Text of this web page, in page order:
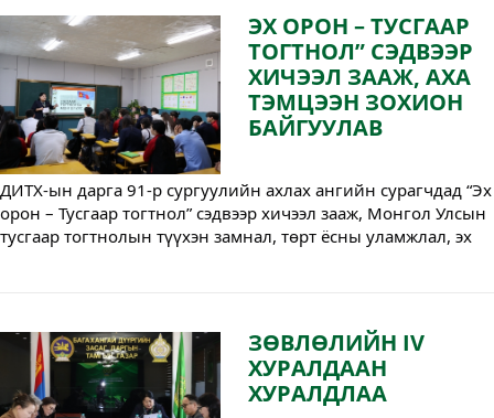
мэдээ, мэдээллийг түгээн дэлгэрүүлэхийг уриалж байна.
ЭХ ОРОН – ТУСГААР
ТОГТНОЛ” СЭДВЭЭР
ХИЧЭЭЛ ЗААЖ, АХА
ТЭМЦЭЭН ЗОХИОН
БАЙГУУЛАВ
ДИТХ-ын дарга 91-р сургуулийн ахлах ангийн сурагчдад “Эх
орон – Тусгаар тогтнол” сэдвээр хичээл зааж, Монгол Улсын
тусгаар тогтнолын түүхэн замнал, төрт ёсны уламжлал, эх
ЗӨВЛӨЛИЙН IV
ХУРАЛДААН
ХУРАЛДЛАА